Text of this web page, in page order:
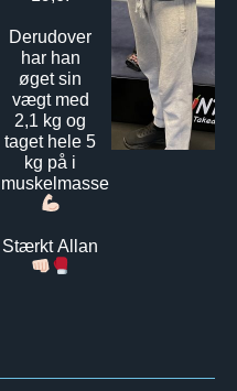
Derudover
har han
øget sin
vægt med
2,1 kg og
taget hele 5
kg på i
muskelmasse
Stærkt Allan